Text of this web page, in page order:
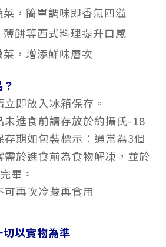
，簡單調味即香氣四溢
餅等西式料理提升口感
，增添鮮味層次
即放入冰箱保存。
未進食前請存放於約攝氏-18
存期如包裝標示：通常為3個
於進食前為食物解凍，並於
畢。
再次冷藏再食用
以實物為準